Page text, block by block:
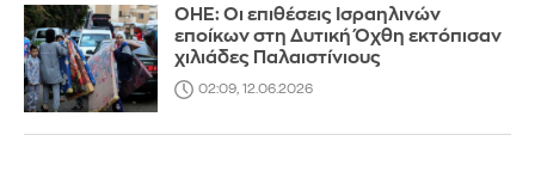
ΟΗΕ: Οι επιθέσεις Ισραηλινών
εποίκων στη Δυτική Όχθη εκτόπισαν
χιλιάδες Παλαιστίνιους
02:09, 12.06.2026